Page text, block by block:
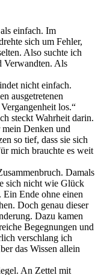
einfach. Im
sich um Fehler,
Also suchte ich
Verwandten. Als
nicht einfach.
ausgetretenen
los.“
steckt Wahrheit darin.
Denken und
so tief, dass sie sich
mich brauchte es weit
Damals
sich nicht wie Glück
Ende ohne einen
Doch genau dieser
Dazu kamen
Begegnungen und
verschlang ich
das Wissen allein
An Zettel mit